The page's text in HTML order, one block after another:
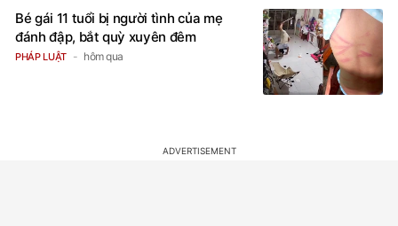
Bé gái 11 tuổi bị người tình của mẹ
đánh đập, bắt quỳ xuyên đêm
PHÁP LUẬT hôm qua